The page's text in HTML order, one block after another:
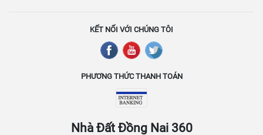
KẾT NỐI VỚI CHÚNG TÔI
PHƯƠNG THỨC THANH TOÁN
Nhà Đất Đồng Nai 360